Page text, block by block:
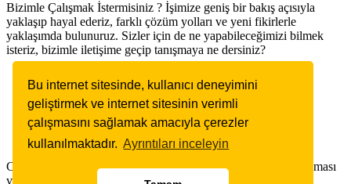
Bu internet sitesinde, kullanıcı deneyimini
geliştirmek ve internet sitesinin verimli
çalışmasını sağlamak amacıyla çerezler
kullanılmaktadır. Ayrıntıları inceleyin
Bizimle Çalışmak İstermisiniz ? İşimize geniş bir bakış açısıyla
yaklaşıp hayal ederiz, farklı çözüm yolları ve yeni fikirlerle
yaklaşımda bulunuruz. Sizler için de ne yapabileceğimizi bilmek
isteriz, bizimle iletişime geçip tanışmaya ne dersiniz?
Çalışma Saatleri
Pazartesi - Cumartesi 09:00 - 18:00 Pazar: Kapalı
Copyright © 2025. Her Hakkı Saklıdır. kopyalanması, çoğaltılması
ve dağıtılması halinde yasal haklarımız işletilecektir.